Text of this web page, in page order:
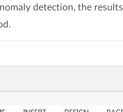
detection, the